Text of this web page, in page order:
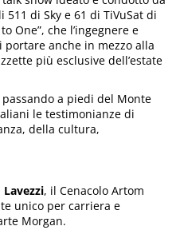
511 di Sky e 61 di TiVuSat di
One”, che l’ingegnere e
anche in mezzo alla
più esclusive dell’estate
a piedi del Monte
le testimonianze di
della cultura,
Lavezzi, il Cenacolo Artom
unico per carriera e
Morgan.